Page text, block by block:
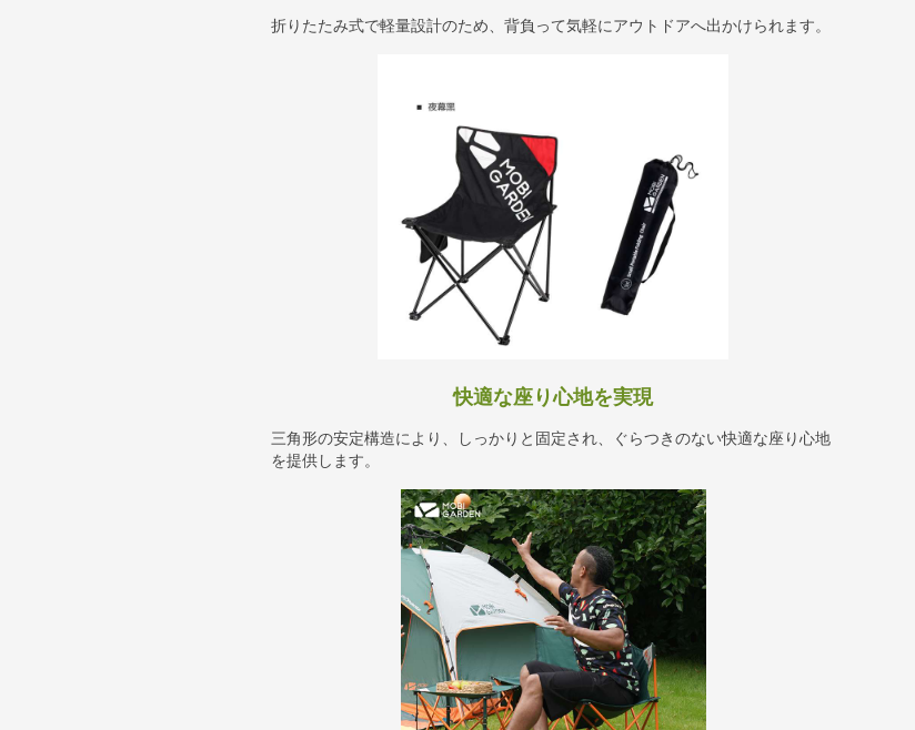
折りたたみ式で軽量設計のため、背負って気軽にアウトドアへ出かけられます。
快適な座り心地を実現
三角形の安定構造により、しっかりと固定され、ぐらつきのない快適な座り心地
を提供します。